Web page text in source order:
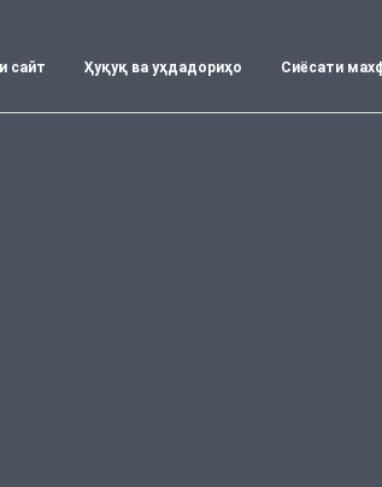
сайт Ҳуқуқ ва уҳдадориҳо Сиёсати